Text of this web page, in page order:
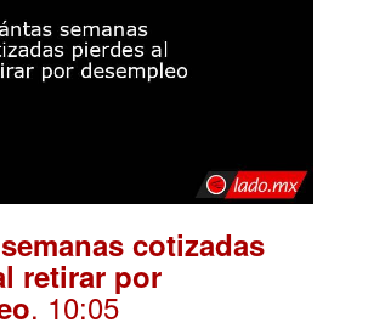
cotizadas
retirar por
. 10:05